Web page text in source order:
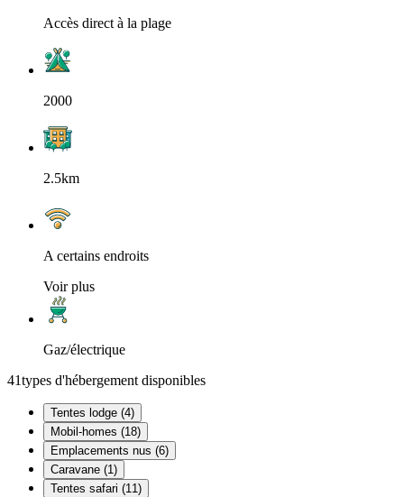
Accès direct à la plage
2000
2.5km
A certains endroits
Voir plus
Gaz/électrique
41types d'hébergement disponibles
Tentes lodge (4)
Mobil-homes (18)
Emplacements nus (6)
Caravane (1)
Tentes safari (11)